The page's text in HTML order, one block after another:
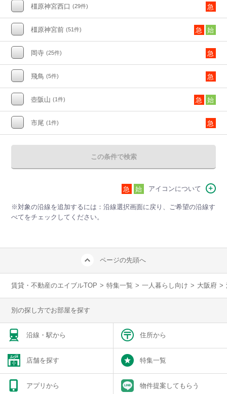
橿原神宮西口 (29件) 急
橿原神宮前 (51件) 急 始
岡寺 (25件) 急
飛鳥 (5件) 急
壺阪山 (1件) 急 始
市尾 (1件) 急
この条件で検索
急 始 アイコンについて
※対象の沿線を追加するには：沿線選択画面に戻り、ご希望の沿線す
べてをチェックしてください。
ページの先頭へ
賃貸・不動産のエイブルTOP > 特集一覧 > 一人暮らし向け > 大阪府 >
別の探し方でお部屋を探す
沿線・駅から 住所から
店舗を探す 特集一覧
アプリから 物件提案してもらう